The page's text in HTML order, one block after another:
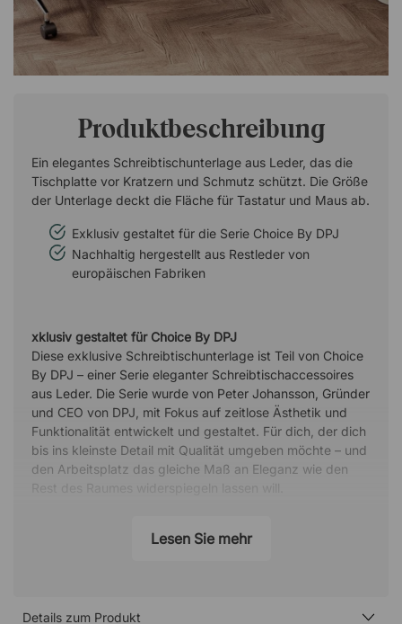
Produktbeschreibung
Ein elegantes Schreibtischunterlage aus Leder, das die
Tischplatte vor Kratzern und Schmutz schützt. Die Größe
der Unterlage deckt die Fläche für Tastatur und Maus ab.
Exklusiv gestaltet für die Serie Choice By DPJ
Nachhaltig hergestellt aus Restleder von
europäischen Fabriken
xklusiv gestaltet für Choice By DPJ
Diese exklusive Schreibtischunterlage ist Teil von Choice
By DPJ – einer Serie eleganter Schreibtischaccessoires
aus Leder. Die Serie wurde von Peter Johansson, Gründer
und CEO von DPJ, mit Fokus auf zeitlose Ästhetik und
Funktionalität entwickelt und gestaltet. Für dich, der dich
bis ins kleinste Detail mit Qualität umgeben möchte – und
den Arbeitsplatz das gleiche Maß an Eleganz wie den
Rest des Raumes widerspiegeln lassen will.
Um Materialabfälle zu minimieren, werden alle Produkte
nachhaltigeren Wahl von Schreibtischaccessoires
Lesen Sie mehr
Details zum Produkt